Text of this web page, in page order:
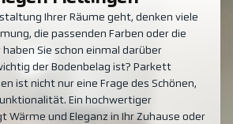
Ihrer Räume geht, denken viele
die passenden Farben oder die
Sie schon einmal darüber
der Bodenbelag ist? Parkett
ist nicht nur eine Frage des Schönen,
Ein hochwertiger
Wärme und Eleganz in Ihr Zuhause oder